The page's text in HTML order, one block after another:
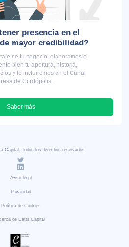
presencia en el
mayor credibilidad?
de tu negocio, elaboramos el
bien tu apertura, historia,
y lo incluiremos en el Canal
de Cordópolis.
Saber más
Capital. Todos los derechos reservados
Aviso legal
Privacidad
Política de Cookies
de Datta Capital